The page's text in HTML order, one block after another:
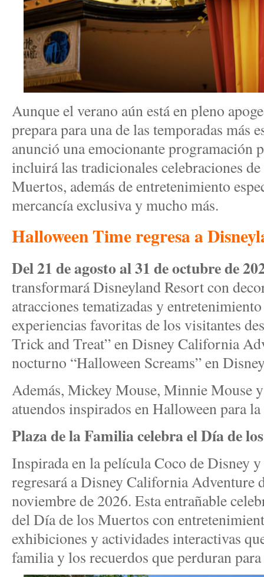
Aunque el verano aún está en pleno
prepara para una de las temporadas más
anunció una emocionante programación
incluirá las tradicionales celebraciones
Muertos, además de entretenimiento
mercancía exclusiva y mucho más.
Halloween Time regresa a
Del 21 de agosto al 31 de octubre de
transformará Disneyland Resort con
atracciones tematizadas y
experiencias favoritas de los visitantes
Trick and Treat” en Disney California
nocturno “Halloween Screams” en
Además, Mickey Mouse, Minnie Mouse
atuendos inspirados en Halloween para
Plaza de la Familia celebra el Día de
Inspirada en la película Coco de Disney
regresará a Disney California Adventure
noviembre de 2026. Esta entrañable
del Día de los Muertos con
exhibiciones y actividades interactivas
familia y los recuerdos que perduran